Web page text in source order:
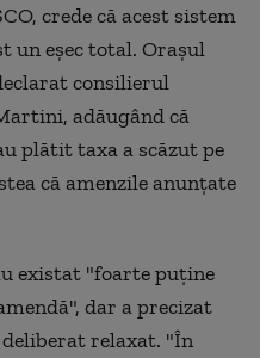
crede că acest sistem
un eşec total. Oraşul
consilierul
adăugând că
plătit taxa a scăzut pe
că amenzile anunţate
existat "foarte puţine
dar a precizat
relaxat. "În